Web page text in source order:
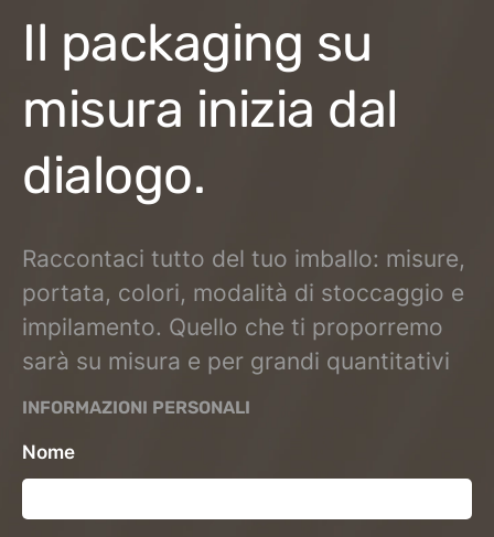
Il packaging su
misura inizia dal
dialogo.
Raccontaci tutto del tuo imballo: misure,
portata, colori, modalità di stoccaggio e
impilamento. Quello che ti proporremo
sarà su misura e per grandi quantitativi
INFORMAZIONI PERSONALI
Nome